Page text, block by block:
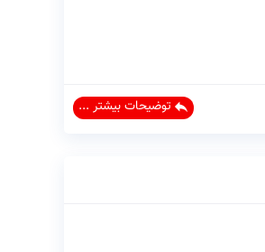
توضیحات بیشتر ...